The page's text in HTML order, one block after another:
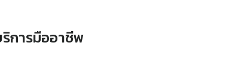
ริการมืออาชีพ